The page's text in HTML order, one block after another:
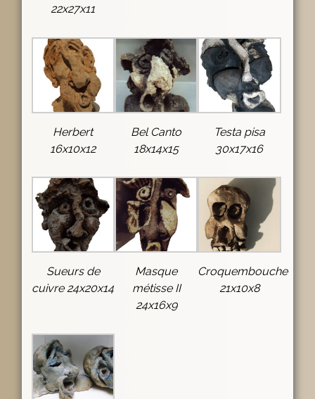
22x27x11
Herbert
16x10x12
Bel Canto
18x14x15
Testa pisa
30x17x16
Sueurs de
cuivre 24x20x14
Masque
métisse II
24x16x9
Croquembouche
21x10x8